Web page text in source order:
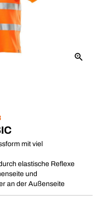
mit viel
elastische Reflexe
und
an der Außenseite